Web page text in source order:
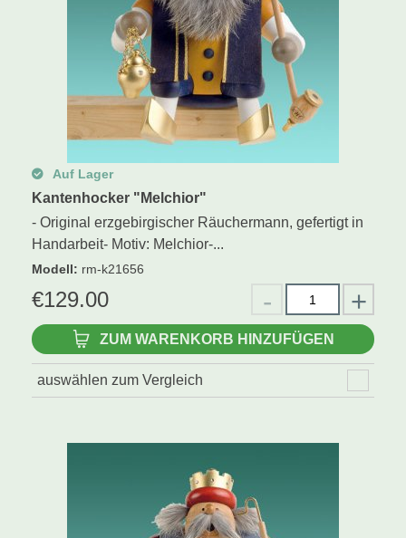
Auf Lager
Kantenhocker "Melchior"
- Original erzgebirgischer Räuchermann, gefertigt in
Handarbeit- Motiv: Melchior-...
Modell: rm-k21656
€129.00
ZUM WARENKORB HINZUFÜGEN
auswählen zum Vergleich